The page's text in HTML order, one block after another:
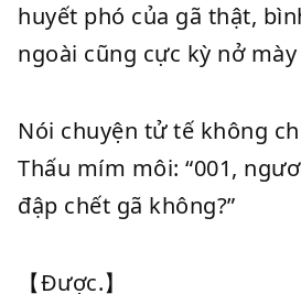
huyết phó của gã thật,
ngoài cũng cực kỳ nở
Nói chuyện tử tế không
Thấu mím môi: “001,
đập chết gã không?”
【Được.】